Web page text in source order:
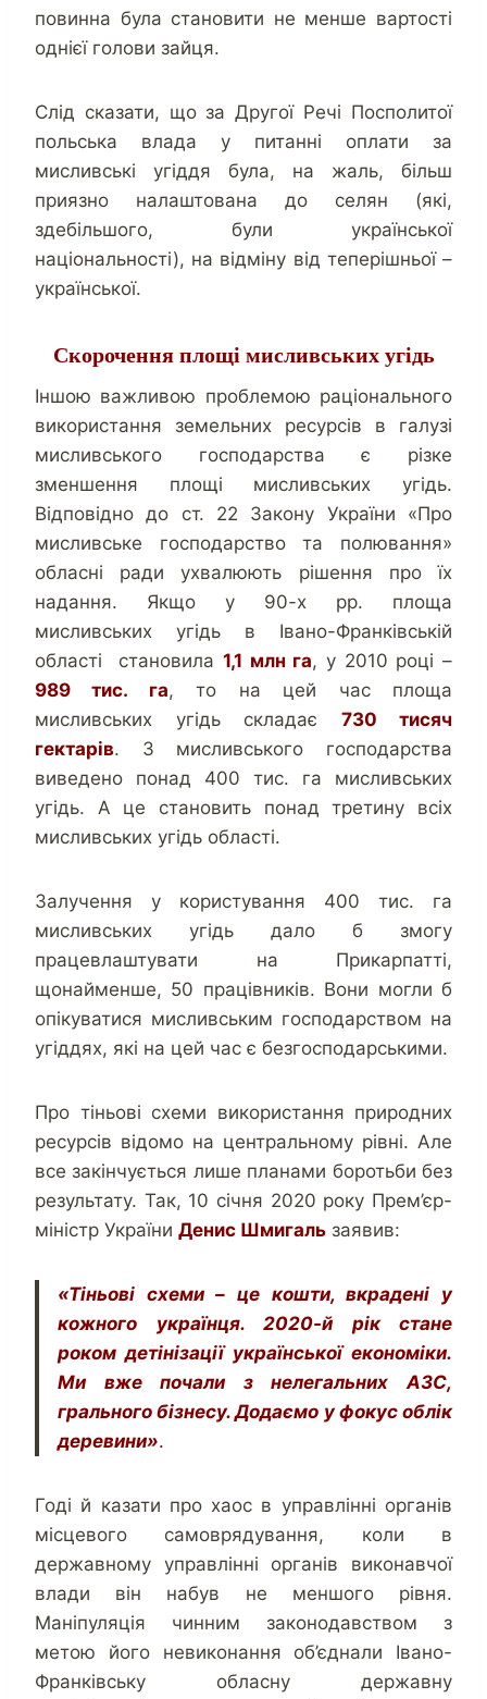
повинна була становити не менше вартості
однієї голови зайця.
Слід сказати, що за Другої Речі Посполитої
польська влада у питанні оплати за
мисливські угіддя була, на жаль, більш
приязно налаштована до селян (які,
здебільшого, були української
національності), на відміну від теперішньої –
української.
Скорочення площі мисливських угідь
Іншою важливою проблемою раціонального
використання земельних ресурсів в галузі
мисливського господарства є різке
зменшення площі мисливських угідь.
Відповідно до ст. 22 Закону України «Про
мисливське господарство та полювання»
обласні ради ухвалюють рішення про їх
надання. Якщо у 90-х рр. площа
мисливських угідь в Івано-Франківській
області становила 1,1 млн га, у 2010 році –
989 тис. га, то на цей час площа
мисливських угідь складає 730 тисяч
гектарів. З мисливського господарства
виведено понад 400 тис. га мисливських
угідь. А це становить понад третину всіх
мисливських угідь області.
Залучення у користування 400 тис. га
мисливських угідь дало б змогу
працевлаштувати на Прикарпатті,
щонайменше, 50 працівників. Вони могли б
опікуватися мисливським господарством на
угіддях, які на цей час є безгосподарськими.
Про тіньові схеми використання природних
ресурсів відомо на центральному рівні. Але
все закінчується лише планами боротьби без
результату. Так, 10 січня 2020 року Прем’єр-
міністр України Денис Шмигаль заявив:
«Тіньові схеми – це кошти, вкрадені у
кожного українця. 2020-й рік стане
роком детінізації української економіки.
Ми вже почали з нелегальних АЗС,
грального бізнесу. Додаємо у фокус облік
деревини».
Годі й казати про хаос в управлінні органів
місцевого самоврядування, коли в
державному управлінні органів виконавчої
влади він набув не меншого рівня.
Маніпуляція чинним законодавством з
метою його невиконання об’єднали Івано-
Франківську обласну державну